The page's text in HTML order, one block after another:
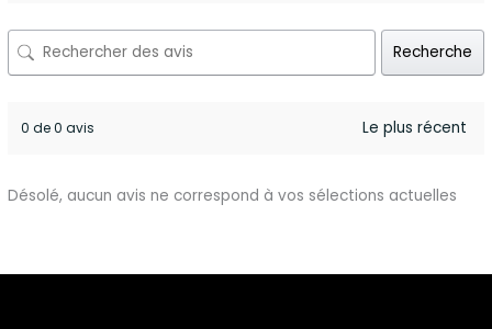
Recherche
0 de 0 avis
Désolé, aucun avis ne correspond à vos sélections actuelles